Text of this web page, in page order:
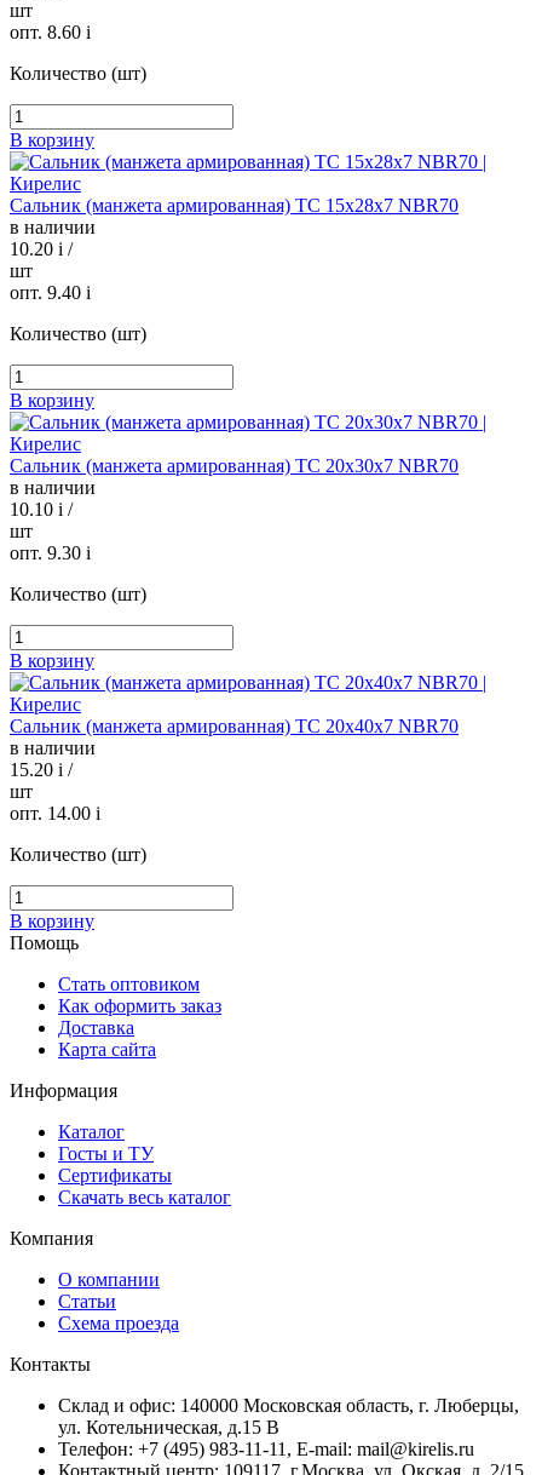
шт
опт. 8.60 i
Количество (шт)
В корзину
Сальник (манжета армированная) TC 15х28х7 NBR70
в наличии
10.20 i /
шт
опт. 9.40 i
Количество (шт)
В корзину
Сальник (манжета армированная) TC 20х30х7 NBR70
в наличии
10.10 i /
шт
опт. 9.30 i
Количество (шт)
В корзину
Сальник (манжета армированная) TC 20х40х7 NBR70
в наличии
15.20 i /
шт
опт. 14.00 i
Количество (шт)
В корзину
Помощь
Стать оптовиком
Как оформить заказ
Доставка
Карта сайта
Информация
Каталог
Госты и ТУ
Сертификаты
Скачать весь каталог
Компания
О компании
Статьи
Схема проезда
Контакты
Склад и офис: 140000 Московская область, г. Люберцы,
ул. Котельническая, д.15 В
Телефон: +7 (495) 983-11-11, Е-mail: mail@kirelis.ru